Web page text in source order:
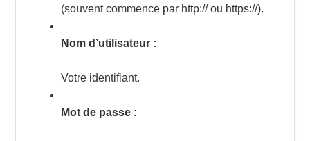
(souvent commence par http:// ou https://).
Nom d’utilisateur :
Votre identifiant.
Mot de passe :